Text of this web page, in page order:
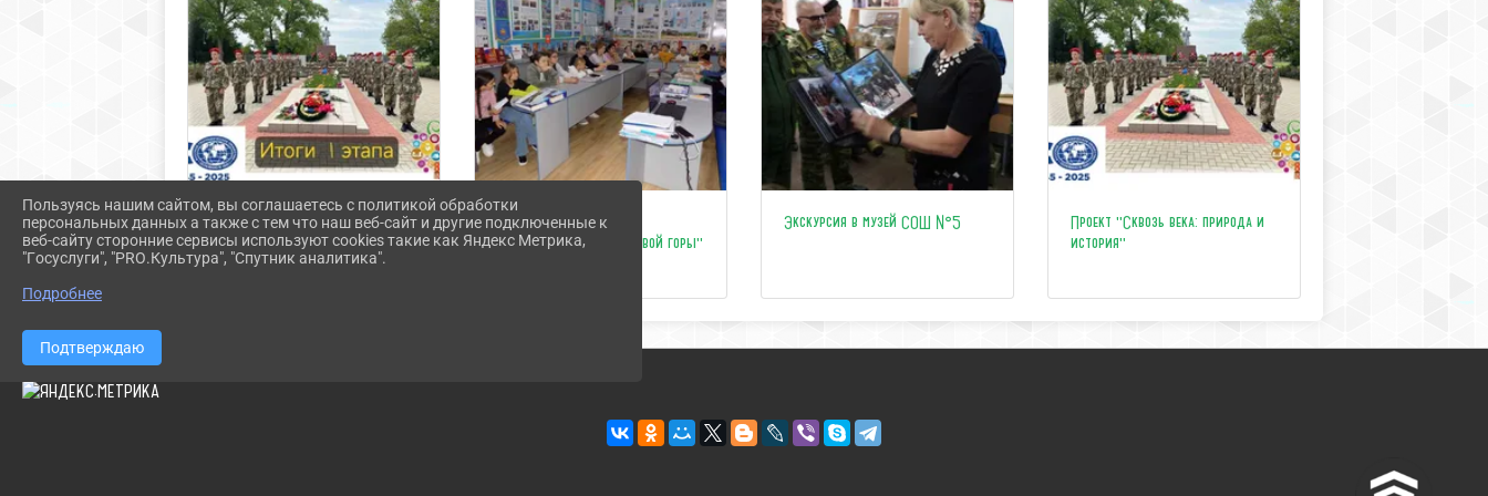
Итоги первого этапа конкурса
проекта «Сквозь века: природа и
история»
Краеведческий проект
"Исследователи Андреевой горы"
Экскурсия в музей СОШ №5
Проект "Сквозь века: природа и
история"
^
Пользуясь нашим сайтом, вы соглашаетесь с политикой обработки
персональных данных а также с тем что наш веб-сайт и другие подключенные к
веб-сайту сторонние сервисы используют cookies такие как Яндекс Метрика,
"Госуслуги", "PRO.Культура", "Спутник аналитика".
Подробнее
Подтверждаю